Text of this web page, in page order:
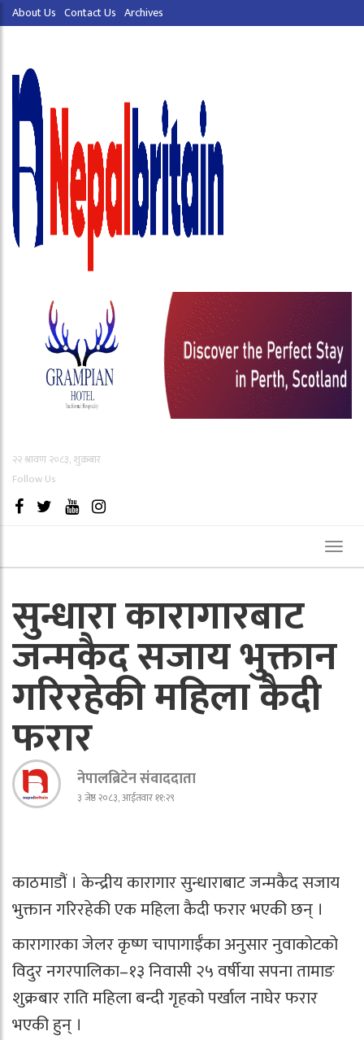
About Us Contact Us Archives
२२ श्रावण २०८३, शुक्रबार
Follow Us
सुन्धारा कारागारबाट
जन्मकैद सजाय भुक्तान
गरिरहेकी महिला कैदी
फरार
नेपालब्रिटेन संवाददाता
३ जेष्ठ २०८३, आईतवार ११:२९
काठमाडौं । केन्द्रीय कारागार सुन्धाराबाट जन्मकैद सजाय
भुक्तान गरिरहेकी एक महिला कैदी फरार भएकी छन् ।
कारागारका जेलर कृष्ण चापागाईँका अनुसार नुवाकोटको
विदुर नगरपालिका–१३ निवासी २५ वर्षीया सपना तामाङ
शुक्रबार राति महिला बन्दी गृहको पर्खाल नाघेर फरार
भएकी हुन् ।